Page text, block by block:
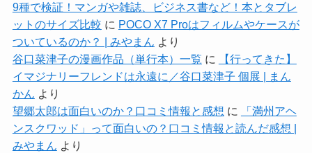
9種で検証！マンガや雑誌、ビジネス書など！本とタブレ
ットのサイズ比較 に POCO X7 Proはフィルムやケースが
ついているのか？ | みやまん より
谷口菜津子の漫画作品（単行本）一覧 に
【行ってきた】
イマジナリーフレンドは永遠に／谷口菜津子 個展 | まん
かん より
望郷太郎は面白いのか？口コミ情報と感想 に
「満州アヘ
ンスクワッド」って面白いの？口コミ情報と読んだ感想 |
みやまん より